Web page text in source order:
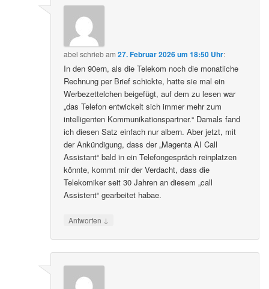
abel schriebam27. Februar 2026 um 18:50 Uhr:
In den 90ern, als die Telekom noch die monatliche
Rechnung per Brief schickte, hatte sie mal ein
Werbezettelchen beigefügt, auf dem zu lesen war
„das Telefon entwickelt sich immer mehr zum
intelligenten Kommunikationspartner.“ Damals fand
ich diesen Satz einfach nur albern. Aber jetzt, mit
der Ankündigung, dass der „Magenta AI Call
Assistant“ bald in ein Telefongespräch reinplatzen
könnte, kommt mir der Verdacht, dass die
Telekomiker seit 30 Jahren an diesem „call
Assistent“ gearbeitet habae.
Antworten ↓